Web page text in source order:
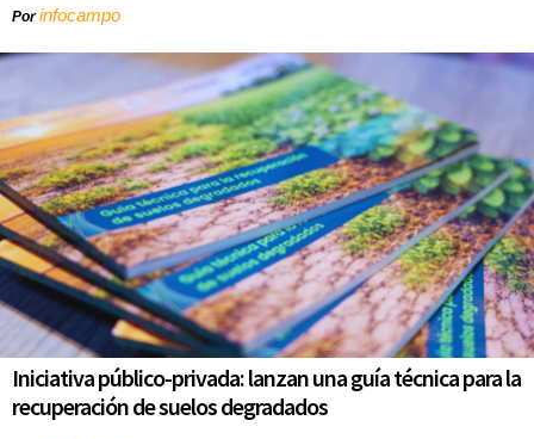
Porinfocampo
Iniciativa público-privada: lanzan una guía técnica para la
recuperación de suelos degradados